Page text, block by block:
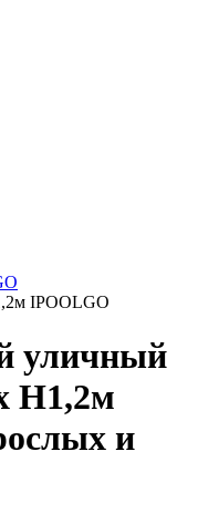
IPOOLGO
уличный
H1,2м
и